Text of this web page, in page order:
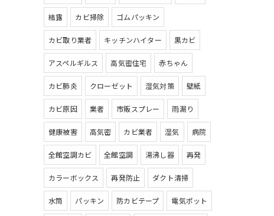
結露 カビ掃除 ゴムパッキン
カビ取り業者 キッチンハイター 黒カビ
アスペルギルス 高気密住宅 赤ちゃん
カビ肺炎 クローゼット 湿気対策 壁紙
カビ原因 業者 市販スプレー 雨漏り
健康被害 高気密 カビ業者 湿気 病院
全館空調カビ 全館空調 湯沸し器 再発
カラーボックス 再発防止 ダクト清掃
水筒 パッキン 防カビテープ 電気ポット